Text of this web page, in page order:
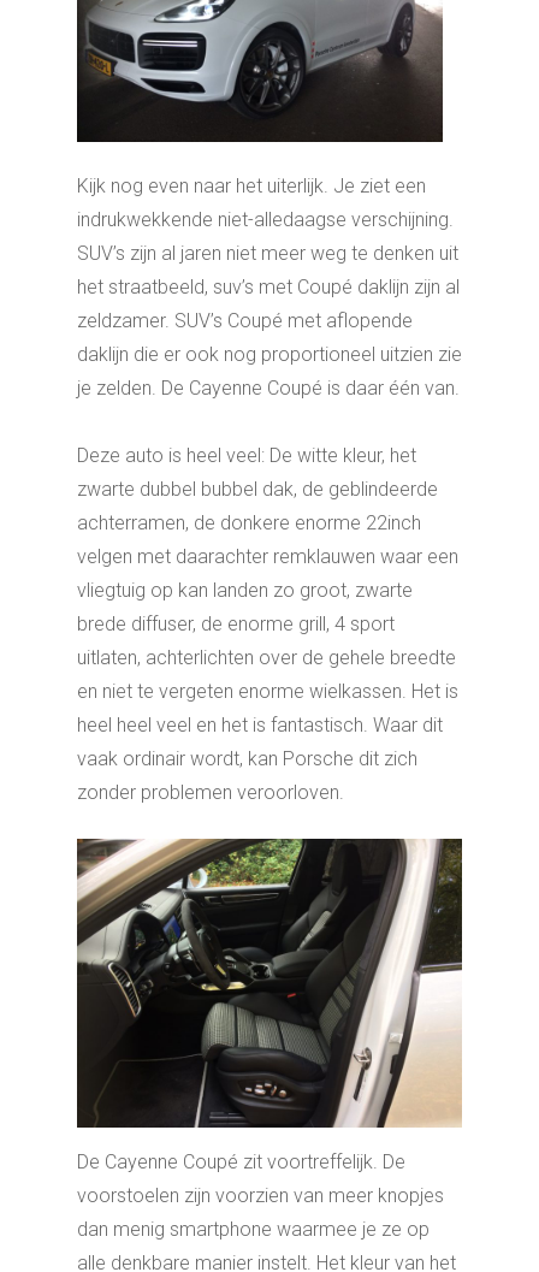
Kijk nog even naar het uiterlijk. Je ziet een
indrukwekkende niet-alledaagse verschijning.
SUV’s zijn al jaren niet meer weg te denken uit
het straatbeeld, suv’s met Coupé daklijn zijn al
zeldzamer. SUV’s Coupé met aflopende
daklijn die er ook nog proportioneel uitzien zie
je zelden. De Cayenne Coupé is daar één van.
Deze auto is heel veel: De witte kleur, het
zwarte dubbel bubbel dak, de geblindeerde
achterramen, de donkere enorme 22inch
velgen met daarachter remklauwen waar een
vliegtuig op kan landen zo groot, zwarte
brede diffuser, de enorme grill, 4 sport
uitlaten, achterlichten over de gehele breedte
en niet te vergeten enorme wielkassen. Het is
heel heel veel en het is fantastisch. Waar dit
vaak ordinair wordt, kan Porsche dit zich
zonder problemen veroorloven.
De Cayenne Coupé zit voortreffelijk. De
voorstoelen zijn voorzien van meer knopjes
dan menig smartphone waarmee je ze op
alle denkbare manier instelt. Het kleur van het